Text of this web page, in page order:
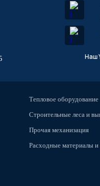
Наш
Тепловое оборудование
Строительные леса и
Прочая механизация
Расходные материалы и